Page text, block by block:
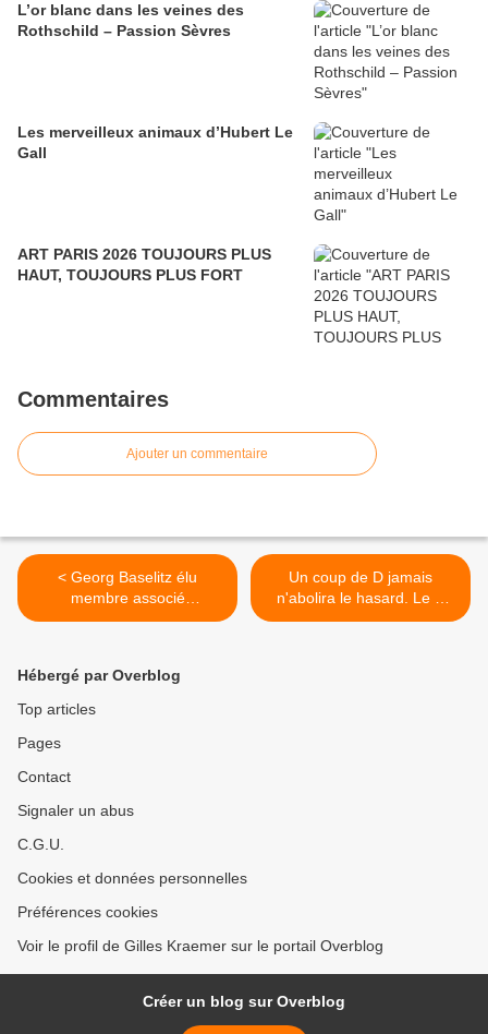
L’or blanc dans les veines des
Rothschild – Passion Sèvres
Les merveilleux animaux d’Hubert Le
Gall
ART PARIS 2026 TOUJOURS PLUS
HAUT, TOUJOURS PLUS FORT
Commentaires
Ajouter un commentaire
< Georg Baselitz élu
membre associé
étranger de l'Académie des
Un coup de D jamais
n'abolira le hasard. Le D
dans la collection du Frac
Hébergé par Overblog
Top articles
Pages
Contact
Signaler un abus
C.G.U.
Cookies et données personnelles
Préférences cookies
Voir le profil de Gilles Kraemer sur le portail Overblog
Créer un blog sur Overblog